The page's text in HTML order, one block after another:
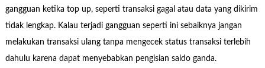
gangguan ketika top up, seperti transaksi gagal atau data yang dikirim
tidak lengkap. Kalau terjadi gangguan seperti ini sebaiknya jangan
melakukan transaksi ulang tanpa mengecek status transaksi terlebih
dahulu karena dapat menyebabkan pengisian saldo ganda.